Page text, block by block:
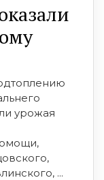
урожая
...